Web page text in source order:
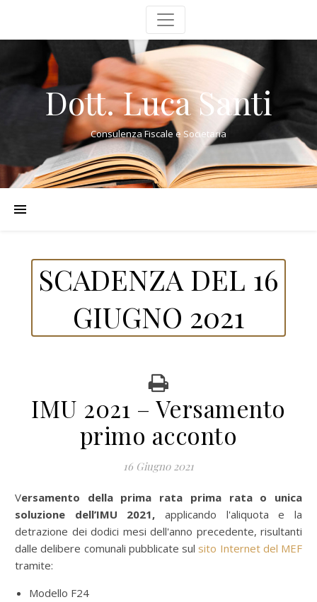
Dott. Luca Santi
Consulenza Fiscale e Societaria
SCADENZA DEL 16
GIUGNO 2021
IMU 2021 – Versamento
primo acconto
16 Giugno 2021
Versamento della prima rata prima rata o unica
soluzione dell’IMU 2021, applicando l'aliquota e la
detrazione dei dodici mesi dell'anno precedente, risultanti
dalle delibere comunali pubblicate sul sito Internet del MEF
tramite:
Modello F24